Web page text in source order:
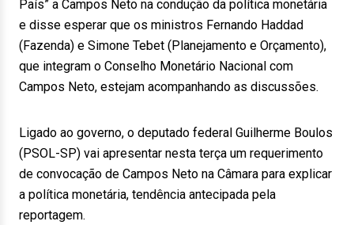
País” a Campos Neto na condução da política monetária
e disse esperar que os ministros Fernando Haddad
(Fazenda) e Simone Tebet (Planejamento e Orçamento),
que integram o Conselho Monetário Nacional com
Campos Neto, estejam acompanhando as discussões.
Ligado ao governo, o deputado federal Guilherme Boulos
(PSOL-SP) vai apresentar nesta terça um requerimento
de convocação de Campos Neto na Câmara para explicar
a política monetária, tendência antecipada pela
reportagem.